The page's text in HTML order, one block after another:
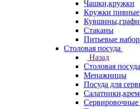
Чашки,кружки
Кружки пивные
Стаканы
Питьевые
Столовая посуда
Назад
Столовая посуда
Менажницы
Посуда для